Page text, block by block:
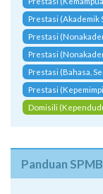
Prestasi (Akademik
Prestasi
Prestasi
Prestasi (Bahasa,
Prestasi
Domisili
Panduan